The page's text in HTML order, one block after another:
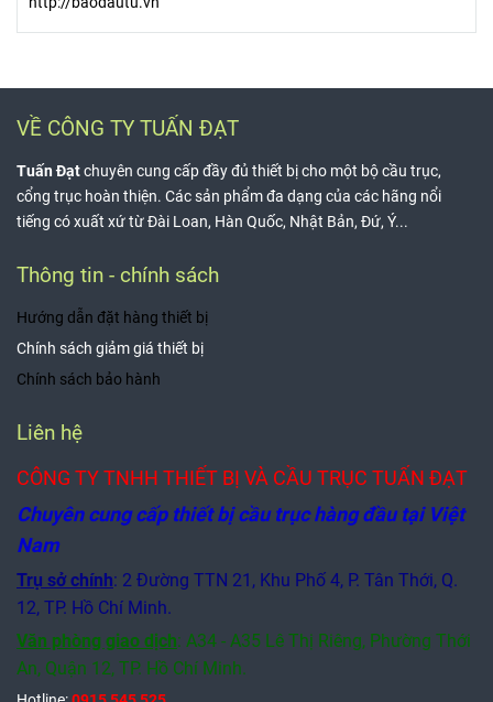
LIÊN KẾT WEBSITE
www.thietbinang.vn
www.palangdien.com
VỀ CÔNG TY TUẤN ĐẠT
Tuấn Đạt
chuyên cung cấp đầy đủ thiết bị cho một bộ cầu trục,
cổng trục hoàn thiện. Các sản phẩm đa dạng của các hãng nổi
tiếng có xuất xứ từ Đài Loan, Hàn Quốc, Nhật Bản, Đứ, Ý...
Thông tin - chính sách
Hướng dẫn đặt hàng thiết bị
Chính sách giảm giá thiết bị
Chính sách bảo hành